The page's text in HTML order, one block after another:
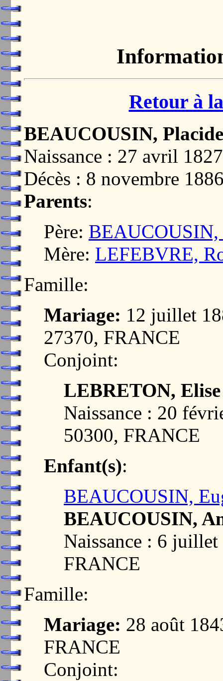
Retour à
BEAUCOUSIN,
Naissance : 27 avril
Décès : 8 novembre
Parents:
Père: BEAUCOUSIN,
Mère: LEFEBVRE,
Famille:
Mariage: 12 juillet
27370, FRANCE
Conjoint:
LEBRETON,
Naissance : 20
50300, FRANCE
Enfant(s):
BEAUCOUSIN,
BEAUCOUSIN,
Naissance : 6
FRANCE
Famille:
Mariage: 28 août
FRANCE
Conjoint: